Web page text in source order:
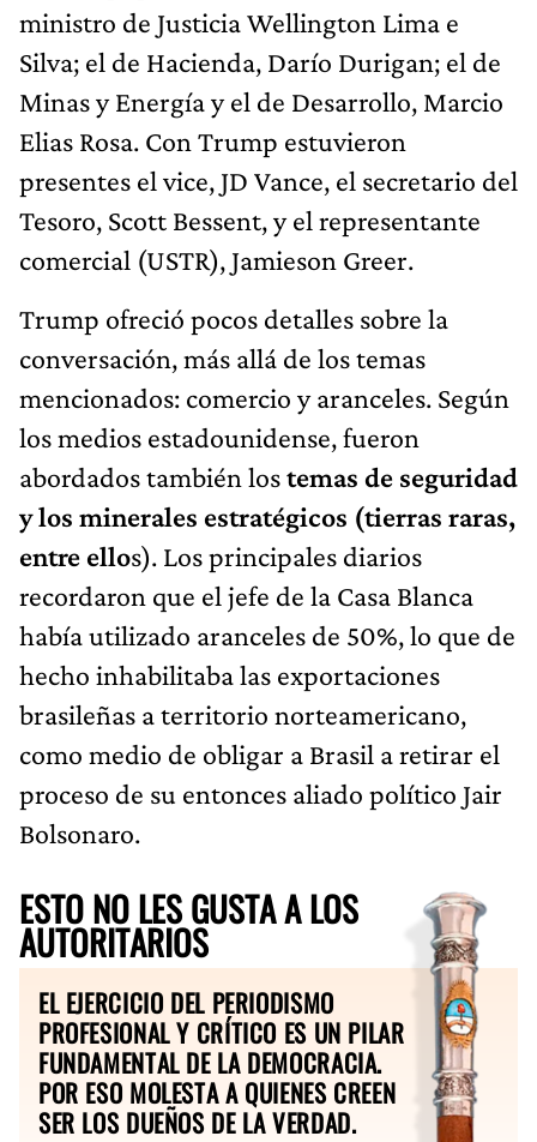
ministro de Justicia Wellington Lima e
Silva; el de Hacienda, Darío Durigan; el de
Minas y Energía y el de Desarrollo, Marcio
Elias Rosa. Con Trump estuvieron
presentes el vice, JD Vance, el secretario del
Tesoro, Scott Bessent, y el representante
comercial (USTR), Jamieson Greer.
Trump ofreció pocos detalles sobre la
conversación, más allá de los temas
mencionados: comercio y aranceles. Según
los medios estadounidense, fueron
abordados también lostemas de seguridad
y los minerales estratégicos (tierras raras,
entre ellos). Los principales diarios
recordaron que el jefe de la Casa Blanca
había utilizado aranceles de 50%, lo que de
hecho inhabilitaba las exportaciones
brasileñas a territorio norteamericano,
como medio de obligar a Brasil a retirar el
proceso de su entonces aliado político Jair
Bolsonaro.
ESTO NO LES GUSTA A LOS
AUTORITARIOS
EL EJERCICIO DEL PERIODISMO
PROFESIONAL Y CRÍTICO ES UN PILAR
FUNDAMENTAL DE LA DEMOCRACIA.
POR ESO MOLESTA A QUIENES CREEN
SER LOS DUEÑOS DE LA VERDAD.